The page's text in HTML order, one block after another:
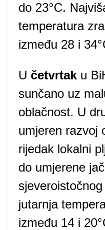
do 23°C.
temperatura
između 28 i
U četvrtak u
sunčano uz
oblačnost. U
umjeren razvoj
rijedak lokalni
do umjerene
jutarnja
između 14 i